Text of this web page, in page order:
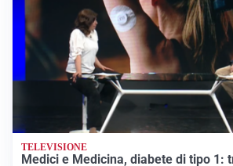
TELEVISIONE
Medici e Medicina, diabete di tipo 1: